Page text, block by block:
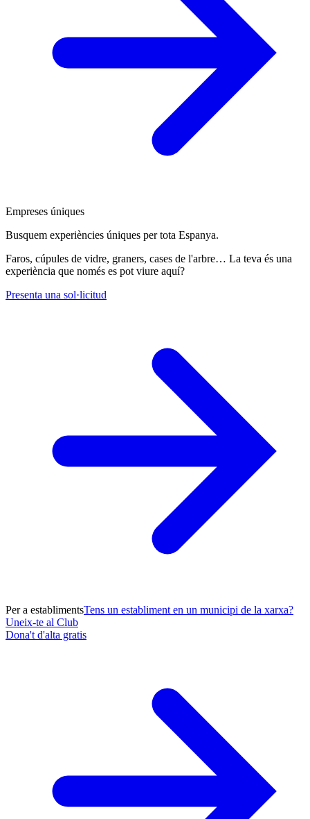
Empreses úniques
Busquem experiències úniques per tota Espanya.
Faros, cúpules de vidre, graners, cases de l'arbre… La teva és una
experiència que només es pot viure aquí?
Presenta una sol·licitud
Per a establimentsTens un establiment en un municipi de la xarxa?
Uneix-te al Club
Dona't d'alta gratis